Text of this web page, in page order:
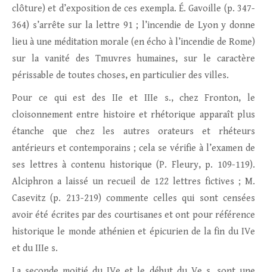
clôture) et d’exposition de ces exempla. É. Gavoille (p. 347-
364) s’arrête sur la lettre 91 ; l’incendie de Lyon y donne
lieu à une méditation morale (en écho à l’incendie de Rome)
sur la vanité des Tmuvres humaines, sur le caractère
périssable de toutes choses, en particulier des villes.
Pour ce qui est des IIe et IIIe s., chez Fronton, le
cloisonnement entre histoire et rhétorique apparaît plus
étanche que chez les autres orateurs et rhéteurs
antérieurs et contemporains ; cela se vérifie à l’examen de
ses lettres à contenu historique (P. Fleury, p. 109-119).
Alciphron a laissé un recueil de 122 lettres fictives ; M.
Casevitz (p. 213-219) commente celles qui sont censées
avoir été écrites par des courtisanes et ont pour référence
historique le monde athénien et épicurien de la fin du IVe
et du IIIe s.